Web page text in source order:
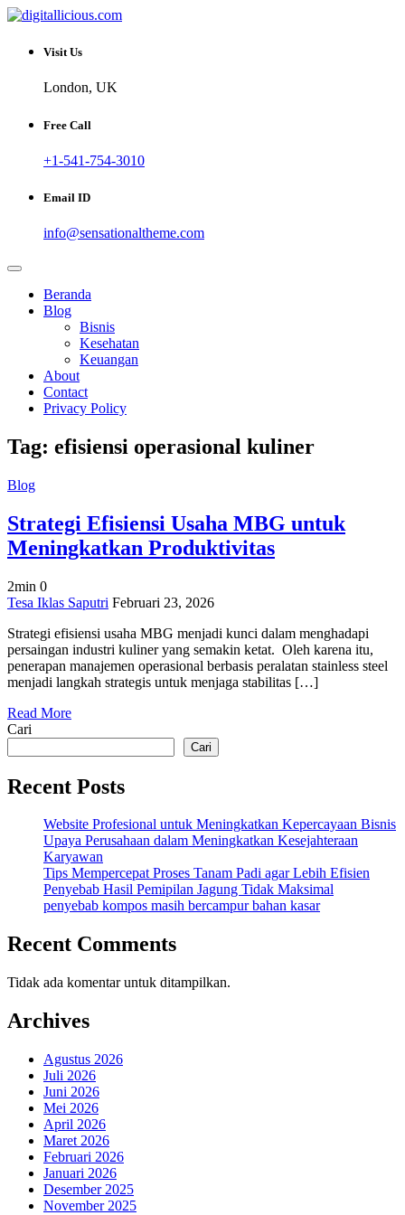
Skip
content
digitallicious.com
Sharing Digital Information
Visit Us
London, UK
Free Call
+1-541-754-3010
Email ID
info@sensationaltheme.com
Beranda
Blog
Bisnis
Kesehatan
Keuangan
About
Contact
Privacy Policy
Tag: efisiensi operasional kuliner
Blog
Strategi Efisiensi Usaha MBG untuk
Meningkatkan Produktivitas
2min 0
on
Efisiensi
Usaha
MBG
untuk
Produktivitas
Tesa Iklas Saputri Februari 23, 2026
Strategi efisiensi usaha MBG menjadi kunci dalam menghadapi
persaingan industri kuliner yang semakin ketat. Oleh karena itu,
penerapan manajemen operasional berbasis peralatan stainless steel
menjadi langkah strategis untuk menjaga stabilitas […]
Read More
Cari
Cari
Recent Posts
Website Profesional untuk Meningkatkan Kepercayaan Bisnis
Upaya Perusahaan dalam Meningkatkan Kesejahteraan
Karyawan
Tips Mempercepat Proses Tanam Padi agar Lebih Efisien
Penyebab Hasil Pemipilan Jagung Tidak Maksimal
penyebab kompos masih bercampur bahan kasar
Recent Comments
Tidak ada komentar untuk ditampilkan.
Archives
Agustus 2026
Juli 2026
Juni 2026
Mei 2026
April 2026
Maret 2026
Februari 2026
Januari 2026
Desember 2025
November 2025